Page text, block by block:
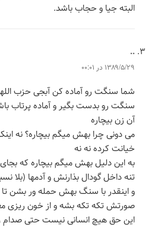
البته جیا و حجاب باشد.
..
۱۳۸۹/۵/۲۹ در ۰۰:۰۱
شما سنگت رو آماده کن آبجی حزب
سنگت رو بدست بگیر و آماده
آن زن بیچاره
می دونی چرا بهش میگم بیچاره؟ نه
خیانت کرده نه نه
به این دلیل بهش میگم بیچاره که بجای
تنه داخل گودال بذارنش و آدمها (بلا
و اینقدر با سنگ بهش حمله ور بشن
صورتش تکه تکه بشه و از خون
این حق هیچ انسانی نیست حتی صدام